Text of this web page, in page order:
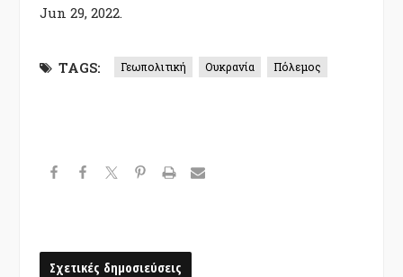
Jun 29, 2022.
TAGS: Γεωπολιτική Ουκρανία Πόλεμος
Σχετικές δημοσιεύσεις